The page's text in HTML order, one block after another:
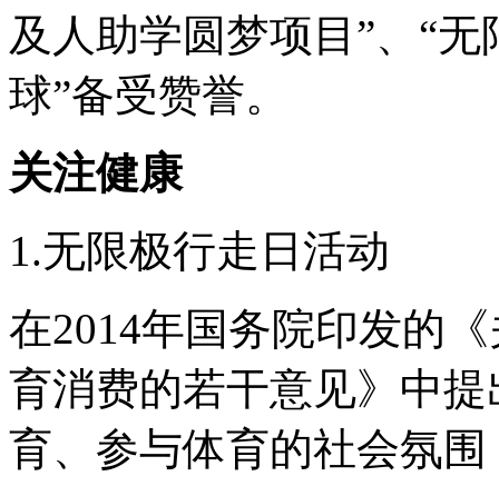
及人助学圆梦项目”、“
球”备受赞誉。
关注健康
1.无限极行走日活动
在2014年国务院印发的
育消费的若干意见》中
育、参与体育的社会氛